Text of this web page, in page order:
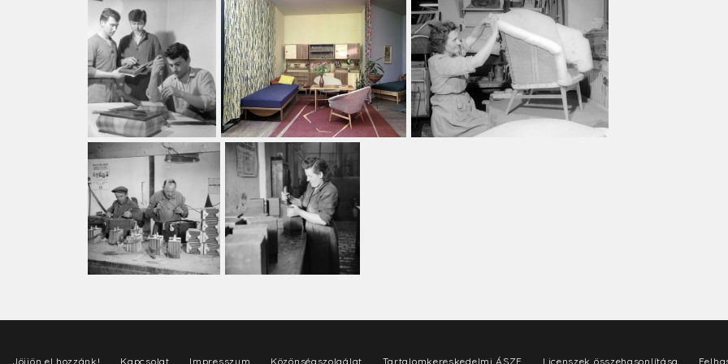
Jöjjön el hozzánk! Kapcsolat Impresszum Közönségszolgálat Tartalomkereskedelmi ÁSZF Licenszek összehasonlítása